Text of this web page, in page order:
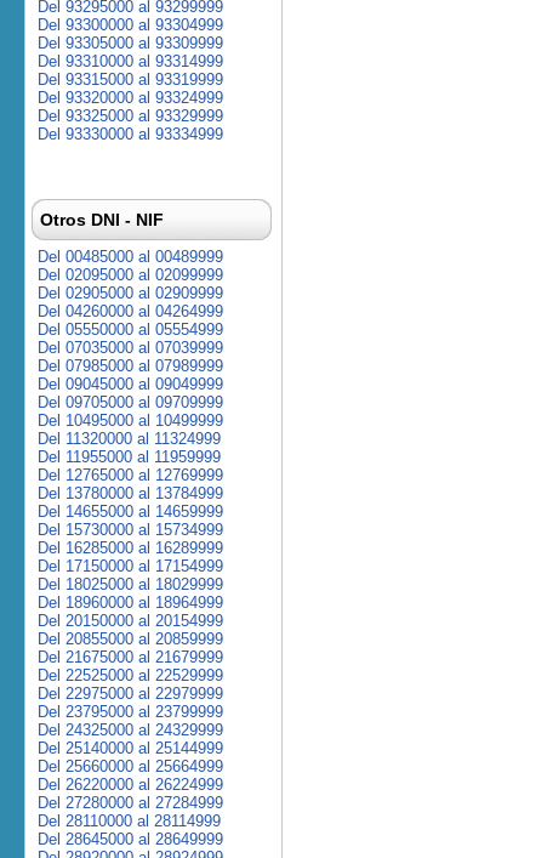
Del 93295000 al 93299999
Del 93300000 al 93304999
Del 93305000 al 93309999
Del 93310000 al 93314999
Del 93315000 al 93319999
Del 93320000 al 93324999
Del 93325000 al 93329999
Del 93330000 al 93334999
Otros DNI - NIF
Del 00485000 al 00489999
Del 02095000 al 02099999
Del 02905000 al 02909999
Del 04260000 al 04264999
Del 05550000 al 05554999
Del 07035000 al 07039999
Del 07985000 al 07989999
Del 09045000 al 09049999
Del 09705000 al 09709999
Del 10495000 al 10499999
Del 11320000 al 11324999
Del 11955000 al 11959999
Del 12765000 al 12769999
Del 13780000 al 13784999
Del 14655000 al 14659999
Del 15730000 al 15734999
Del 16285000 al 16289999
Del 17150000 al 17154999
Del 18025000 al 18029999
Del 18960000 al 18964999
Del 20150000 al 20154999
Del 20855000 al 20859999
Del 21675000 al 21679999
Del 22525000 al 22529999
Del 22975000 al 22979999
Del 23795000 al 23799999
Del 24325000 al 24329999
Del 25140000 al 25144999
Del 25660000 al 25664999
Del 26220000 al 26224999
Del 27280000 al 27284999
Del 28110000 al 28114999
Del 28645000 al 28649999